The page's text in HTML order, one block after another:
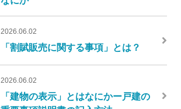
2026.06.02
「割賦販売に関する事項」とは？
2026.06.02
「建物の表示」とはなにかー戸建の